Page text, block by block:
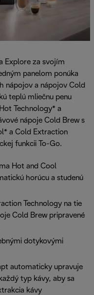
Explore za svojím
panelom ponúka
nápojov a nápojov Cold
teplú mliečnu penu
Technology* a
nápoje Cold Brew s
a Cold Extraction
funkcii To-Go.
Hot and Cool
horúcu a studenú
Technology na tie
Cold Brew pripravené
dotykovými
automaticky upravuje
typ kávy, aby sa
kávy